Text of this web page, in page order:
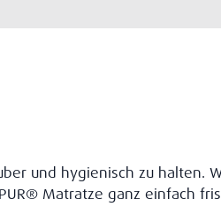
und hygienisch zu
Matratze ganz einfach